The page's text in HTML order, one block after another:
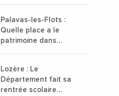
Palavas-les-Flots :
Quelle place a le
patrimoine dans
Lozère : Le
Département fait sa
rentrée scolaire